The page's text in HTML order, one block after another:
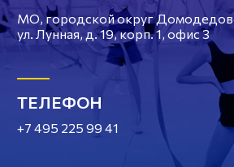
МО, городской округ
ул. Лунная, д. 19, корп. 1, офис 3
ТЕЛЕФОН
+7 495 225 99 41